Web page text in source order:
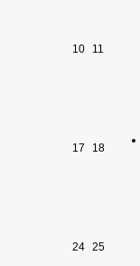
10 11
17 18
24 25